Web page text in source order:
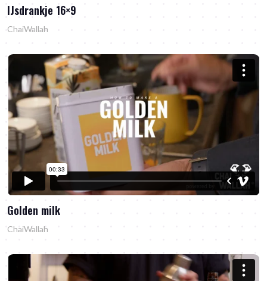
IJsdrankje 16×9
ChaiWallah
Golden milk
ChaiWallah